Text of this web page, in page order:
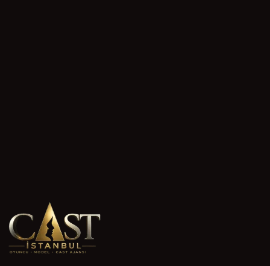
/1000 Enviar pregunta